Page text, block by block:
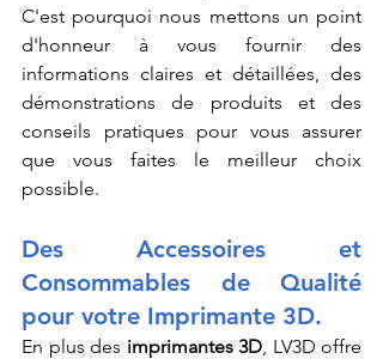
C'est pourquoi nous mettons un point
d'honneur à vous fournir des
informations claires et détaillées, des
démonstrations de produits et des
conseils pratiques pour vous assurer
que vous faites le meilleur choix
possible.
Des Accessoires et
Consommables de Qualité
pour votre Imprimante 3D.
En plus des imprimantes 3D, LV3D offre